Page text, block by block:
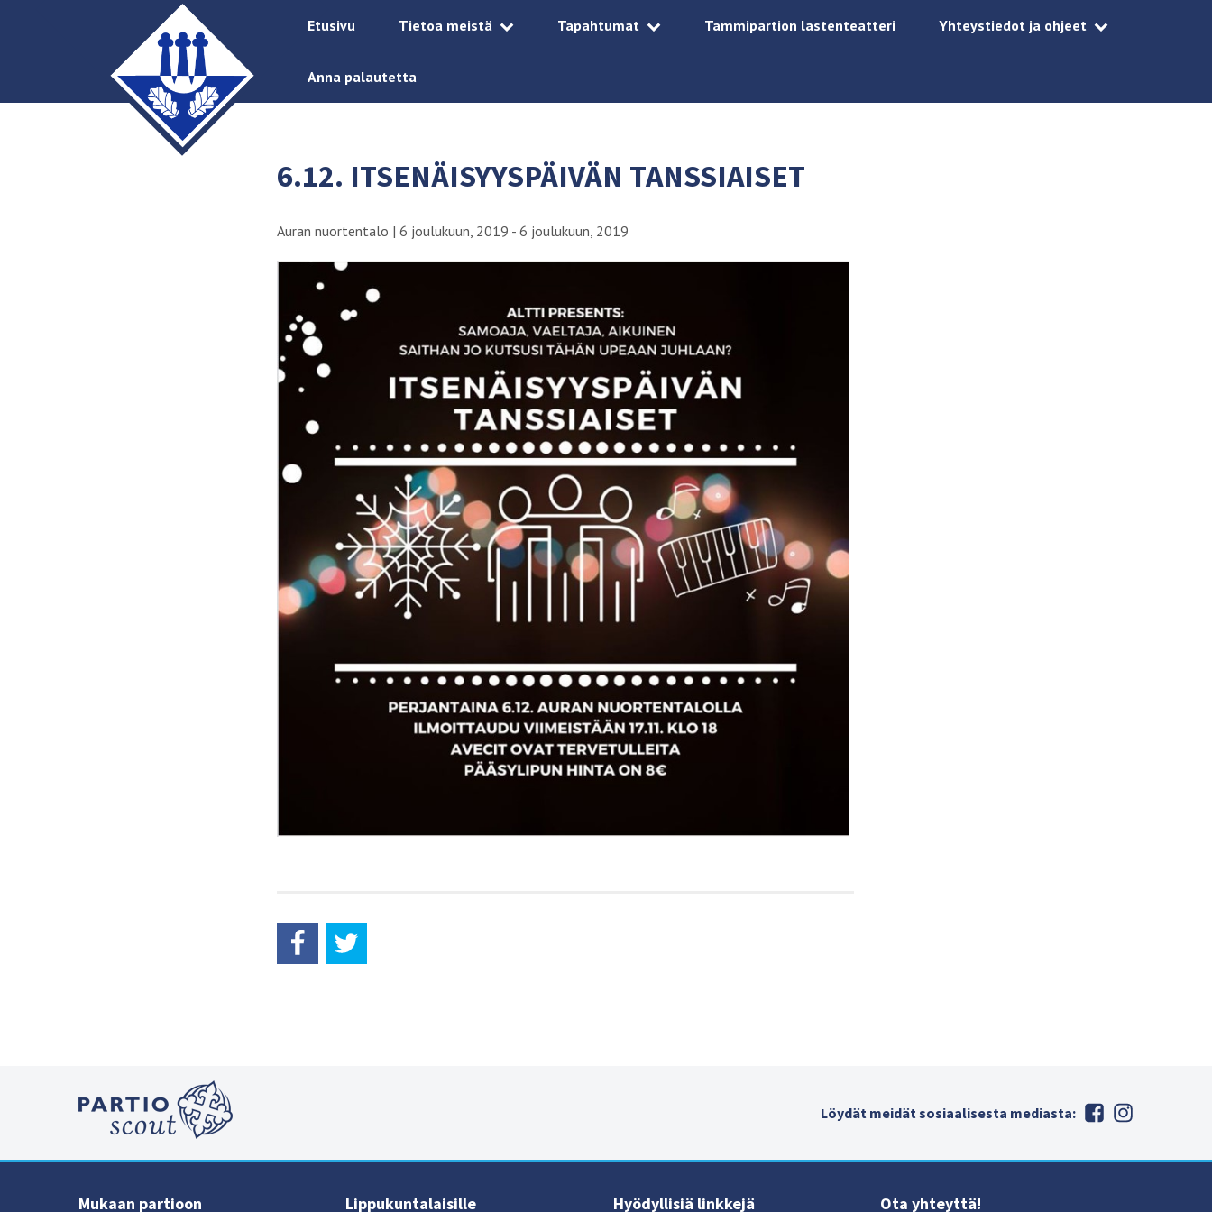
Etusivu Tietoa meistä Tapahtumat Tammipartion lastenteatteri Yhteystiedot ja ohjeet
Anna palautetta
6.12. ITSENÄISYYSPÄIVÄN TANSSIAISET
Auran nuortentalo | 6 joulukuun, 2019 - 6 joulukuun, 2019
Löydät meidät sosiaalisesta mediasta:
Mukaan partioon Lippukuntalaisille Hyödyllisiä linkkejä Ota yhteyttä!